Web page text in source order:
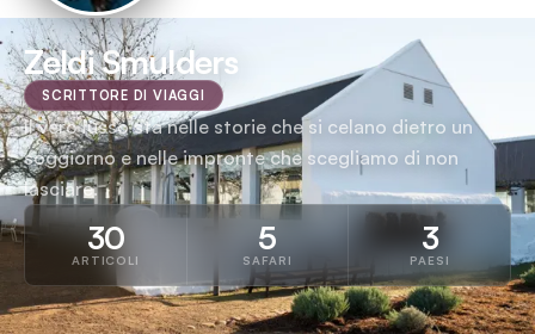
Zeldi Smulders
SCRITTORE DI VIAGGI
Il vero lusso sta nelle storie che si celano dietro un
soggiorno e nelle impronte che scegliamo di non
lasciare.
30
ARTICOLI
5
SAFARI
3
PAESI